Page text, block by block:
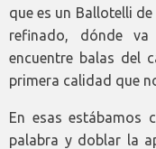
que es un Ballotelli
refinado, dónde
encuentre balas del
primera calidad que
En esas estábamos
palabra y doblar la